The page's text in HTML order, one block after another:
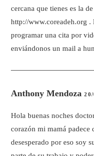
cercana que tienes es la
http://www.coreadeh.org .
programar una cita por
enviándonos un mail a
Anthony Mendoza20/
Hola buenas noches
corazón mi mamá padece
desesperado por eso soy